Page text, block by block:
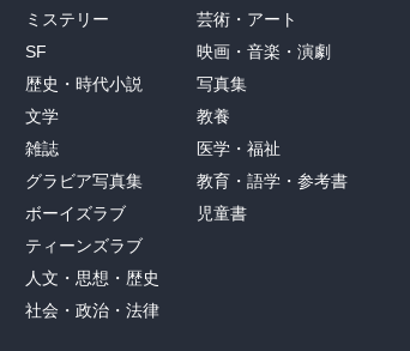
ミステリー
SF
歴史・時代小説
文学
雑誌
グラビア写真集
ボーイズラブ
ティーンズラブ
人文・思想・歴史
社会・政治・法律
芸術・アート
映画・音楽・演劇
写真集
教養
医学・福祉
教育・語学・参考書
児童書